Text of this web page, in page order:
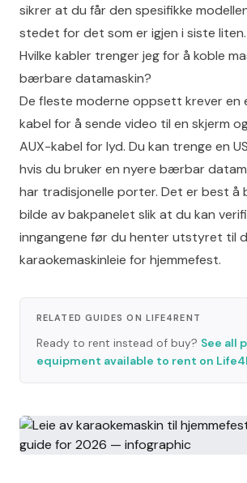
sikrer at du får den spesifikke
stedet for det som er igjen i siste liten.
Hvilke kabler trenger jeg for å koble
bærbare datamaskin?
De fleste moderne oppsett krever en
kabel for å sende video til en skjerm
AUX-kabel for lyd. Du kan trenge en
hvis du bruker en nyere bærbar
har tradisjonelle porter. Det er best å
bilde av bakpanelet slik at du kan
inngangene før du henter utstyret til
karaokemaskinleie for hjemmefest.
RELATED GUIDES ON LIFE4RENT
Ready to rent instead of buy? See all
equipment available to rent on